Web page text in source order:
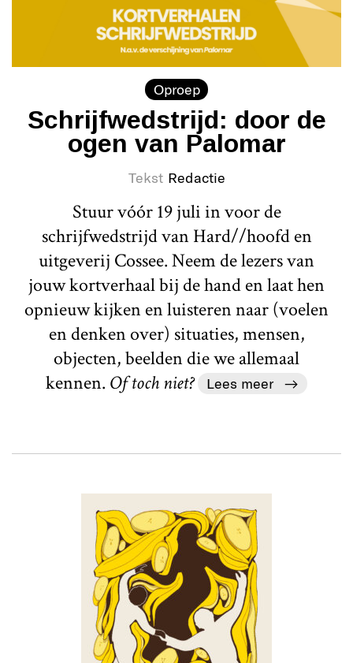
Oproep
Schrijfwedstrijd: door de
ogen van Palomar
Tekst Redactie
Stuur vóór 19 juli in voor de
schrijfwedstrijd van Hard//hoofd en
uitgeverij Cossee. Neem de lezers van
jouw kortverhaal bij de hand en laat hen
opnieuw kijken en luisteren naar (voelen
en denken over) situaties, mensen,
objecten, beelden die we allemaal
kennen. Of toch niet? Lees meer